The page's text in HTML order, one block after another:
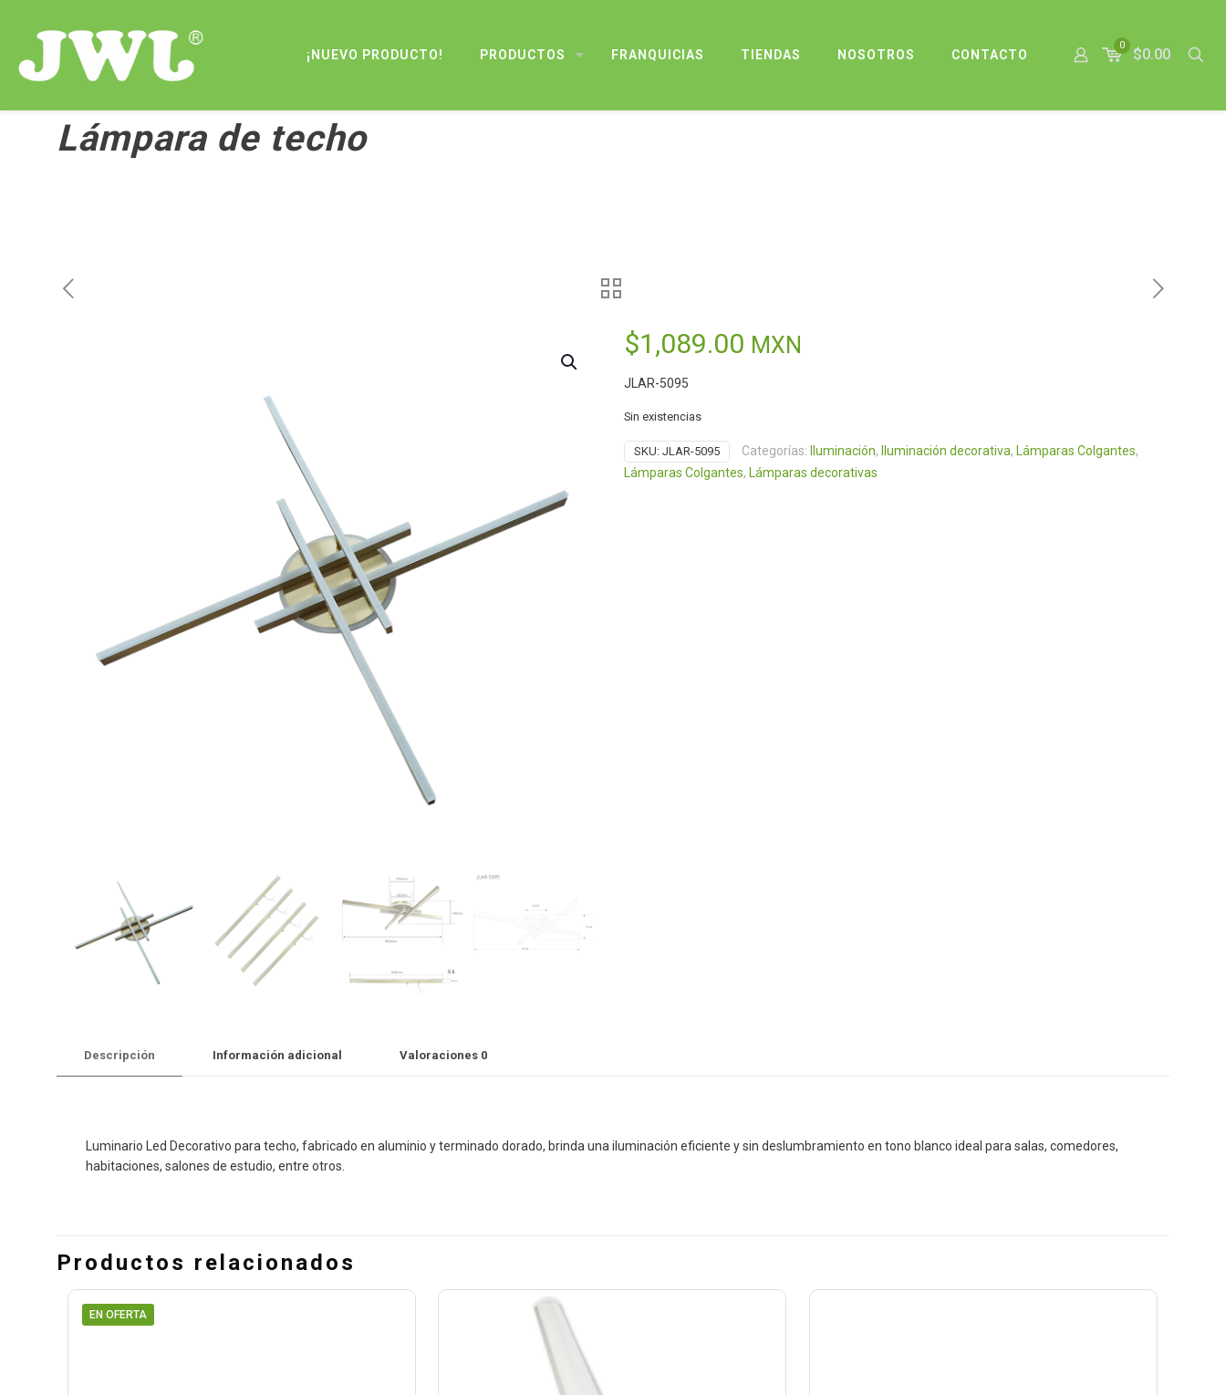
¡NUEVO PRODUCTO! PRODUCTOS FRANQUICIAS TIENDAS NOSOTROS CONTACTO
0
$0.00
Lámpara de techo
$1,089.00 MXN
JLAR-5095
Sin existencias
SKU: JLAR-5095 Categorías: Iluminación, Iluminación decorativa, Lámparas Colgantes,
Lámparas Colgantes, Lámparas decorativas
Descripción Información adicional Valoraciones 0
Luminario Led Decorativo para techo, fabricado en aluminio y terminado dorado, brinda una iluminación eficiente y sin deslumbramiento en tono blanco ideal para salas, comedores,
habitaciones, salones de estudio, entre otros.
Productos relacionados
EN OFERTA